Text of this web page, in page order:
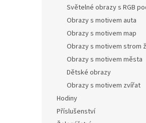
Světelné obrazy s RGB
Obrazy s motivem auta
Obrazy s motivem map
Obrazy s motivem strom
Obrazy s motivem města
Dětské obrazy
Obrazy s motivem zvířat
Hodiny
Příslušenství